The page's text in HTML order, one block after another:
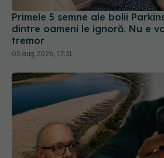
Primele 5 semne ale bolii
dintre oameni le ignoră. Nu e
tremor
05 aug 2026, 17:31